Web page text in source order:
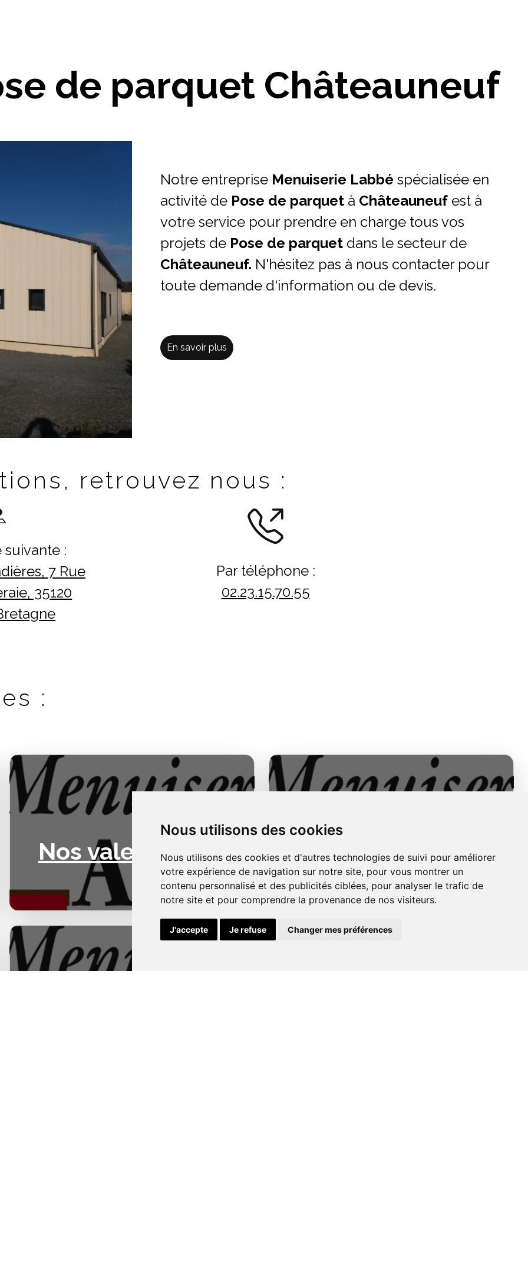
Nous utilisons des cookies
Nous utilisons des cookies et d'autres technologies de suivi pour améliorer
votre expérience de navigation sur notre site, pour vous montrer un
contenu personnalisé et des publicités ciblées, pour analyser le trafic de
notre site et pour comprendre la provenance de nos visiteurs.
J'accepte Je refuse Changer mes préférences
de parquet Châteauneuf
Notre entreprise Menuiserie Labbé spécialisée en
activité de Pose de parquet à Châteauneuf est à
votre service pour prendre en charge tous vos
projets de Pose de parquet dans le secteur de
Châteauneuf. N'hésitez pas à nous contacter pour
toute demande d'information ou de devis.
En savoir plus
retrouvez nous :
suivante :
7 Rue
35120
Par téléphone :
02.23.15.70.55
:
Nos valeurs
Menuiseries
Extérieures